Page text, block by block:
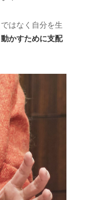
はなく自分を生
かすために支配